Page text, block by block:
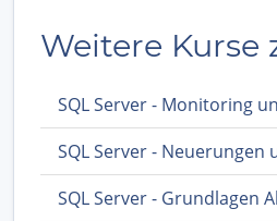
Weitere Kurse
SQL Server - Monitoring
SQL Server - Neuerungen
SQL Server - Grundlagen